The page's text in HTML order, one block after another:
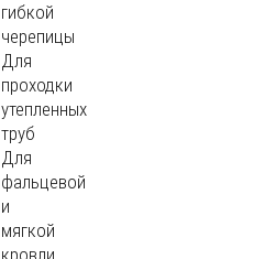
гибкой
черепицы
Для
проходки
утепленных
труб
Для
фальцевой
и
мягкой
кровли